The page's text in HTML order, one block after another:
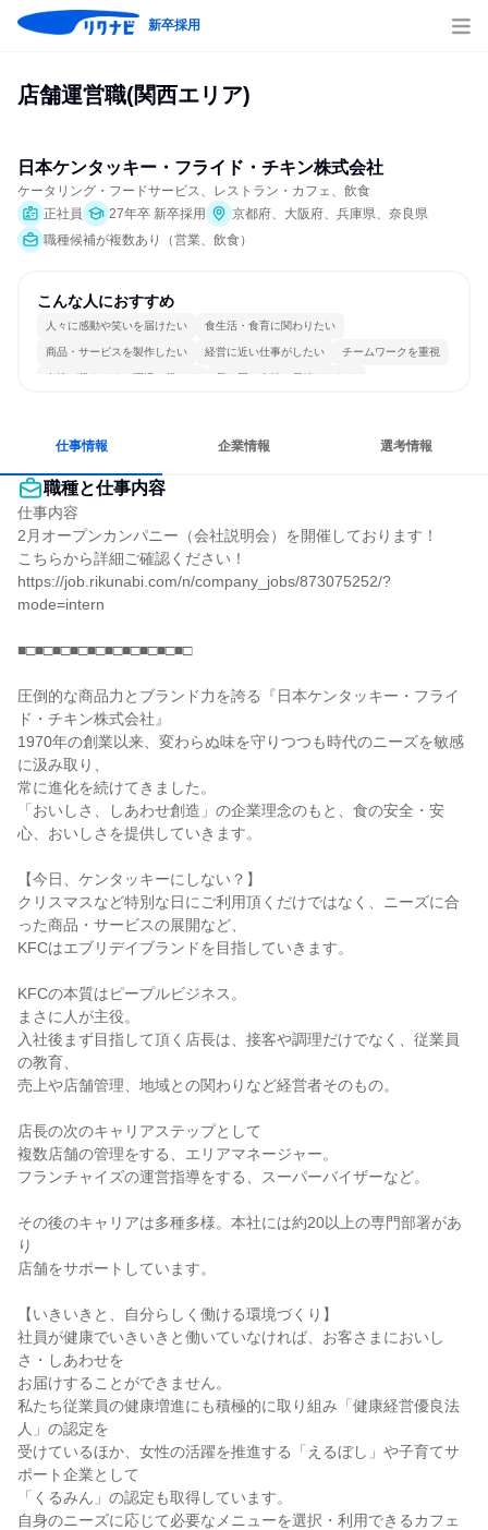
新卒採用
店舗運営職(関西エリア)
日本ケンタッキー・フライド・チキン株式会社
ケータリング・フードサービス、レストラン・カフェ、飲食
正社員
27年卒 新卒採用
京都府、大阪府、兵庫県、奈良県
職種候補が複数あり（営業、飲食）
こんな人におすすめ
人々に感動や笑いを届けたい 食生活・食育に関わりたい
商品・サービスを製作したい 経営に近い仕事がしたい チームワークを重視
女性が働きやすい環境で働ける 長く同じ会社に居続けられる
仕事情報 企業情報 選考情報
職種と仕事内容
仕事内容
2月オープンカンパニー（会社説明会）を開催しております！
こちらから詳細ご確認ください！
https://job.rikunabi.com/n/company_jobs/873075252/?
mode=intern
■□■□■□■□■□■□■□■□■□■□
圧倒的な商品力とブランド力を誇る『日本ケンタッキー・フライ
ド・チキン株式会社』
1970年の創業以来、変わらぬ味を守りつつも時代のニーズを敏感
に汲み取り、
常に進化を続けてきました。
「おいしさ、しあわせ創造」の企業理念のもと、食の安全・安
心、おいしさを提供していきます。
【今日、ケンタッキーにしない？】
クリスマスなど特別な日にご利用頂くだけではなく、ニーズに合
った商品・サービスの展開など、
KFCはエブリデイブランドを目指していきます。
KFCの本質はピープルビジネス。
まさに人が主役。
入社後まず目指して頂く店長は、接客や調理だけでなく、従業員
の教育、
売上や店舗管理、地域との関わりなど経営者そのもの。
店長の次のキャリアステップとして
複数店舗の管理をする、エリアマネージャー。
フランチャイズの運営指導をする、スーパーバイザーなど。
その後のキャリアは多種多様。本社には約20以上の専門部署があ
り
店舗をサポートしています。
【いきいきと、自分らしく働ける環境づくり】
社員が健康でいきいきと働いていなければ、お客さまにおいし
さ・しあわせを
お届けすることができません。
私たち従業員の健康増進にも積極的に取り組み「健康経営優良法
人」の認定を
受けているほか、女性の活躍を推進する「えるぼし」や子育てサ
ポート企業として
「くるみん」の認定も取得しています。
自身のニーズに応じて必要なメニューを選択・利用できるカフェ